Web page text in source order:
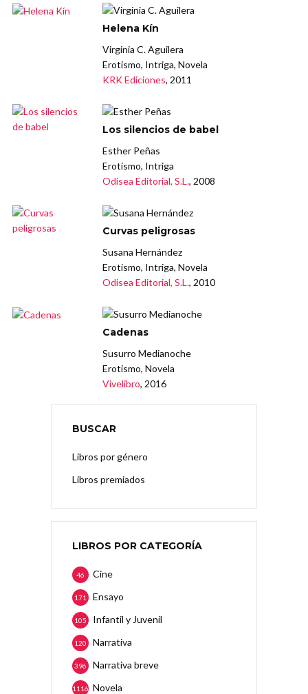
Helena Kín
Virginia C. Aguilera
Erotismo, Intriga, Novela
KRK Ediciones, 2011
Los silencios de babel
Esther Peñas
Erotismo, Intriga
Odisea Editorial, S.L., 2008
Curvas peligrosas
Susana Hernández
Erotismo, Intriga, Novela
Odisea Editorial, S.L., 2010
Cadenas
Susurro Medianoche
Erotismo, Novela
Vivelibro, 2016
BUSCAR
Libros por género
Libros premiados
LIBROS POR CATEGORÍA
Cine
46
Ensayo
171
Infantil y Juvenil
105
Narrativa
120
Narrativa breve
396
Novela
1116